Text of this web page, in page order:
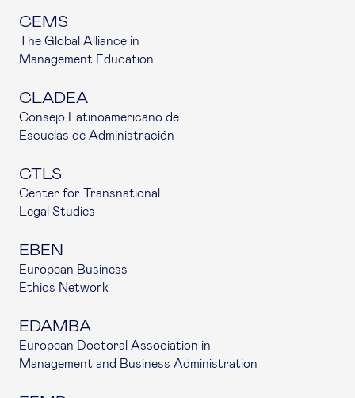
CEMS
The Global Alliance in
Management Education
CLADEA
Consejo Latinoamericano de
Escuelas de Administración
CTLS
Center for Transnational
Legal Studies
EBEN
European Business
Ethics Network
EDAMBA
European Doctoral Association in
Management and Business Administration